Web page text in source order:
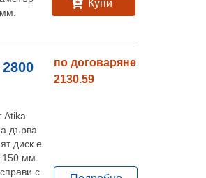
Купи
Atika
дърва
диск е
мм.
с
по договаряне
2130.59